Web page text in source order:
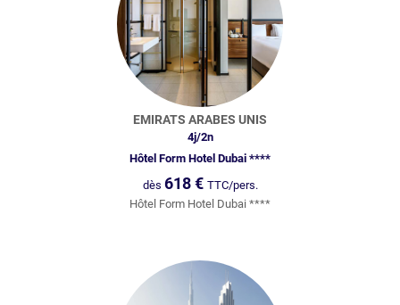
EMIRATS ARABES UNIS
4j/2n
Hôtel Form Hotel Dubai ****
dès 618€ TTC/pers.
Hôtel Form Hotel Dubai ****